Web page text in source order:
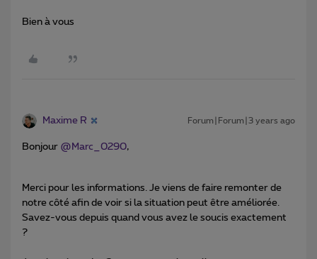
Bien à vous
Maxime R Forum|Forum|3 years ago
Bonjour @Marc_0290,
Merci pour les informations. Je viens de faire remonter de
notre côté afin de voir si la situation peut être améliorée.
Savez-vous depuis quand vous avez le soucis exactement
?